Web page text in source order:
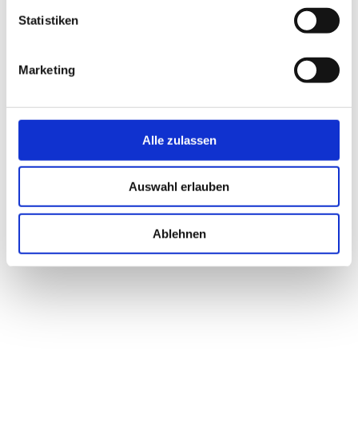
Statistiken
Marketing
Alle zulassen
Auswahl erlauben
Ablehnen